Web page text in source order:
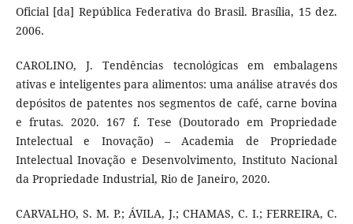
Oficial [da] República Federativa do Brasil. Brasília, 15 dez.
2006.
CAROLINO, J. Tendências tecnológicas em embalagens
ativas e inteligentes para alimentos: uma análise através dos
depósitos de patentes nos segmentos de café, carne bovina
e frutas. 2020. 167 f. Tese (Doutorado em Propriedade
Intelectual e Inovação) – Academia de Propriedade
Intelectual Inovação e Desenvolvimento, Instituto Nacional
da Propriedade Industrial, Rio de Janeiro, 2020.
CARVALHO, S. M. P.; ÁVILA, J.; CHAMAS, C. I.; FERREIRA, C.